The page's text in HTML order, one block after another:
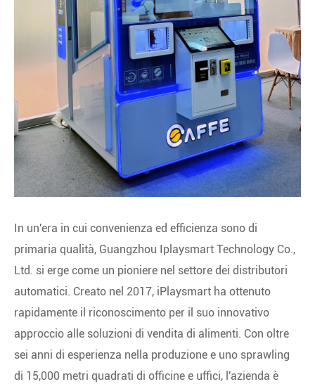
In un'era in cui convenienza ed efficienza sono di
primaria qualità, Guangzhou Iplaysmart Technology Co.,
Ltd. si erge come un pioniere nel settore dei distributori
automatici. Creato nel 2017, iPlaysmart ha ottenuto
rapidamente il riconoscimento per il suo innovativo
approccio alle soluzioni di vendita di alimenti. Con oltre
sei anni di esperienza nella produzione e uno sprawling
di 15,000 metri quadrati di officine e uffici, l'azienda è